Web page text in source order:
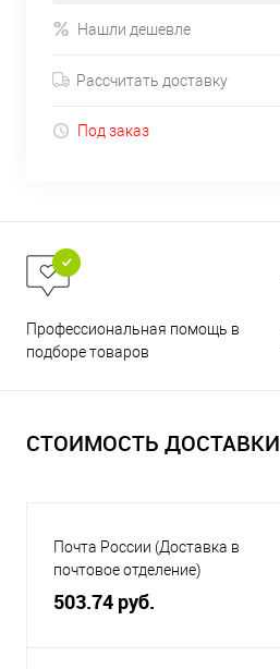
Нашли дешевле
Рассчитать доставку
Под заказ
Профессиональная помощь в
подборе товаров
СТОИМОСТЬ ДОСТАВКИ
Почта России (Доставка в
почтовое отделение)
503.74 руб.